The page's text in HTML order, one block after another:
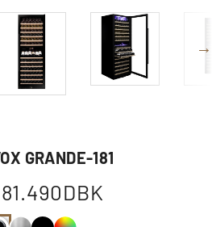
GRANDE-181